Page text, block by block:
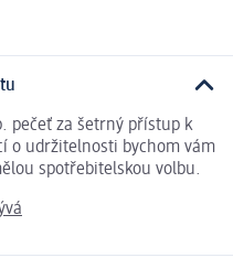
pečeť za šetrný přístup k
o udržitelnosti bychom vám
spotřebitelskou volbu.